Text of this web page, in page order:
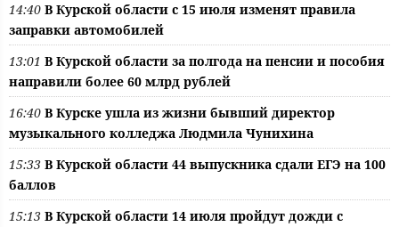
14:40 В Курской области с 15 июля изменят правила
заправки автомобилей
13:01 В Курской области за полгода на пенсии и пособия
направили более 60 млрд рублей
16:40 В Курске ушла из жизни бывший директор
музыкального колледжа Людмила Чунихина
15:33 В Курской области 44 выпускника сдали ЕГЭ на 100
баллов
15:13 В Курской области 14 июля пройдут дожди с